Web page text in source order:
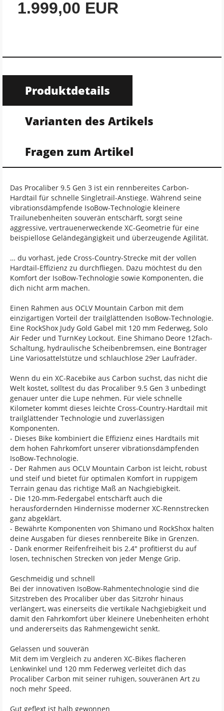
1.999,00 EUR
Produktdetails
Varianten des Artikels
Fragen zum Artikel
Das Procaliber 9.5 Gen 3 ist ein rennbereites Carbon-
Hardtail für schnelle Singletrail-Anstiege. Während seine
vibrationsdämpfende IsoBow-Technologie kleinere
Trailunebenheiten souverän entschärft, sorgt seine
aggressive, vertrauenerweckende XC-Geometrie für eine
beispiellose Geländegängigkeit und überzeugende Agilität.
… du vorhast, jede Cross-Country-Strecke mit der vollen
Hardtail-Effizienz zu durchfliegen. Dazu möchtest du den
Komfort der IsoBow-Technologie sowie Komponenten, die
dich nicht arm machen.
Einen Rahmen aus OCLV Mountain Carbon mit dem
einzigartigen Vorteil der trailglättenden IsoBow-Technologie.
Eine RockShox Judy Gold Gabel mit 120 mm Federweg, Solo
Air Feder und TurnKey Lockout. Eine Shimano Deore 12fach-
Schaltung, hydraulische Scheibenbremsen, eine Bontrager
Line Variosattelstütze und schlauchlose 29er Laufräder.
Wenn du ein XC-Racebike aus Carbon suchst, das nicht die
Welt kostet, solltest du das Procaliber 9.5 Gen 3 unbedingt
genauer unter die Lupe nehmen. Für viele schnelle
Kilometer kommt dieses leichte Cross-Country-Hardtail mit
trailglättender Technologie und zuverlässigen
Komponenten.
- Dieses Bike kombiniert die Effizienz eines Hardtails mit
dem hohen Fahrkomfort unserer vibrationsdämpfenden
IsoBow-Technologie.
- Der Rahmen aus OCLV Mountain Carbon ist leicht, robust
und steif und bietet für optimalen Komfort in ruppigem
Terrain genau das richtige Maß an Nachgiebigkeit.
- Die 120-mm-Federgabel entschärft auch die
herausfordernden Hindernisse moderner XC-Rennstrecken
ganz abgeklärt.
- Bewährte Komponenten von Shimano und RockShox halten
deine Ausgaben für dieses rennbereite Bike in Grenzen.
- Dank enormer Reifenfreiheit bis 2.4" profitierst du auf
losen, technischen Strecken von jeder Menge Grip.
Geschmeidig und schnell
Bei der innovativen IsoBow-Rahmentechnologie sind die
Sitzstreben des Procaliber über das Sitzrohr hinaus
verlängert, was einerseits die vertikale Nachgiebigkeit und
damit den Fahrkomfort über kleinere Unebenheiten erhöht
und andererseits das Rahmengewicht senkt.
Gelassen und souverän
Mit dem im Vergleich zu anderen XC-Bikes flacheren
Lenkwinkel und 120 mm Federweg verleitet dich das
Procaliber Carbon mit seiner ruhigen, souveränen Art zu
noch mehr Speed.
Gut geflext ist halb gewonnen